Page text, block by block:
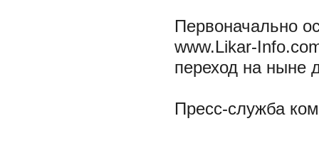
Первоначально
www.Likar-
переход на ныне
Пресс-служба